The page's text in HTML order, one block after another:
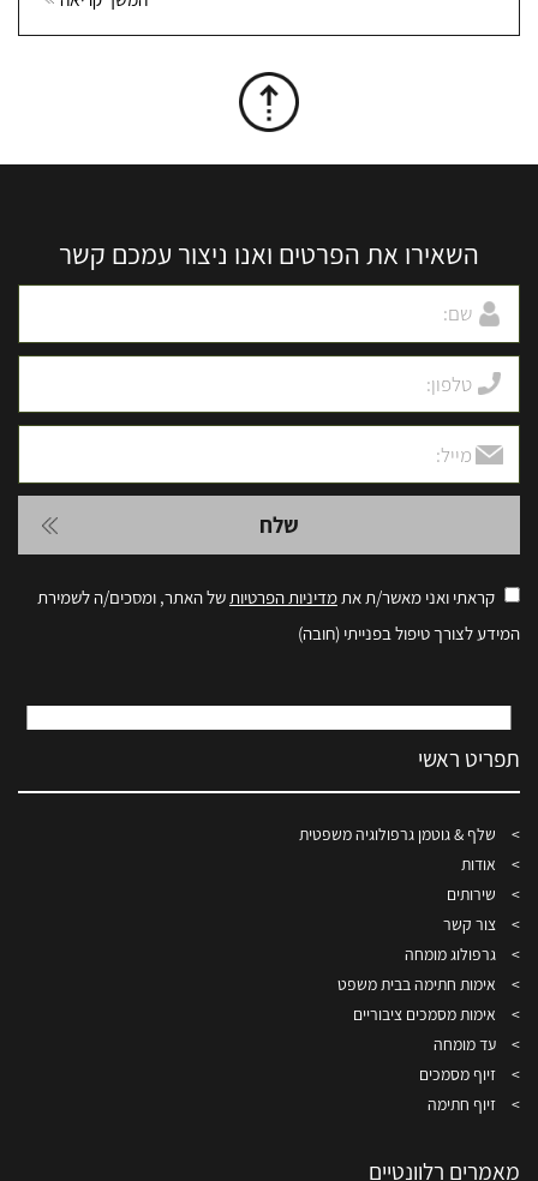
השאירו את הפרטים ואנו ניצור עמכם קשר
קראתי ואני מאשר/ת אתמדיניות הפרטיותשל האתר, ומסכים/ה לשמירת
המידע לצורך טיפול בפנייתי (חובה)
תפריט ראשי
שלף & גוטמן גרפולוגיה משפטית
אודות
שירותים
צור קשר
גרפולוג מומחה
אימות חתימה בבית משפט
אימות מסמכים ציבוריים
עד מומחה
זיוף מסמכים
זיוף חתימה
מאמרים רלוונטיים